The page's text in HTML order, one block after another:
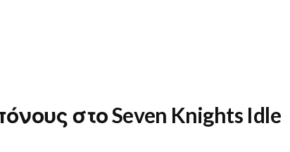
στο Seven Knights Idle